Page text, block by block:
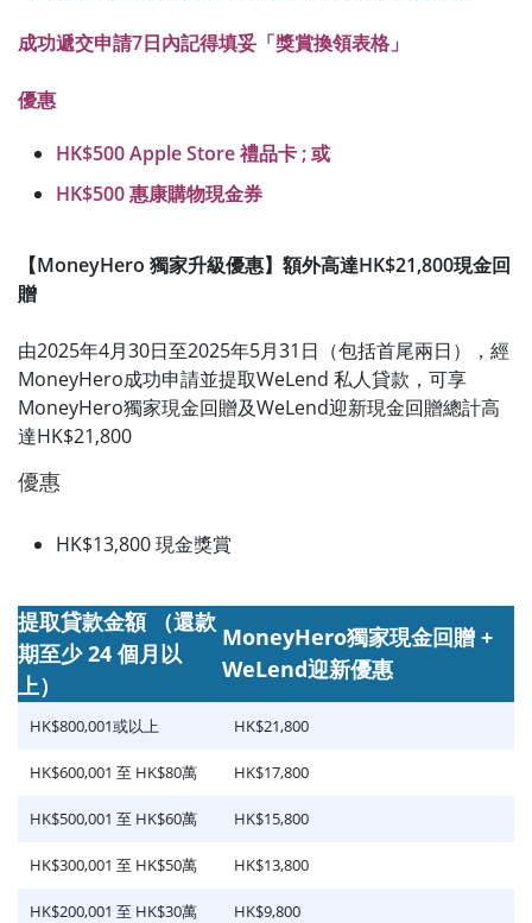
成功遞交申請7日內記得填妥「獎賞換領表格」
優惠
HK$500 Apple Store 禮品卡 ; 或
HK$500 惠康購物現金券
【MoneyHero 獨家升級優惠】額外高達HK$21,800現金回
贈
由2025年4月30日至2025年5月31日（包括首尾兩日），經
MoneyHero成功申請並提取WeLend 私人貸款，可享
MoneyHero獨家現金回贈及WeLend迎新現金回贈總計高
達HK$21,800
優惠
HK$13,800 現金獎賞
提取貸款金額 （還款
期至少 24 個月以
上）
MoneyHero獨家現金回贈 +
WeLend迎新優惠
HK$800,001或以上 HK$21,800
HK$600,001 至 HK$80萬 HK$17,800
HK$500,001 至 HK$60萬 HK$15,800
HK$300,001 至 HK$50萬 HK$13,800
HK$200,001 至 HK$30萬 HK$9,800